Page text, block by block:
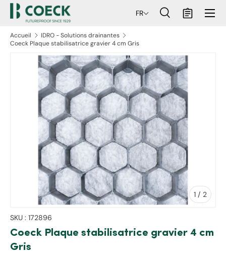
au contenu
Rechercher
FR RecherchePanier
Menu
Accueil
IDRO - Solutions drainantes
Coeck Plaque stabilisatrice gravier 4 cm Gris
informations produits
1 / de
2
SKU : 172896
Coeck Plaque stabilisatrice gravier 4 cm
Gris